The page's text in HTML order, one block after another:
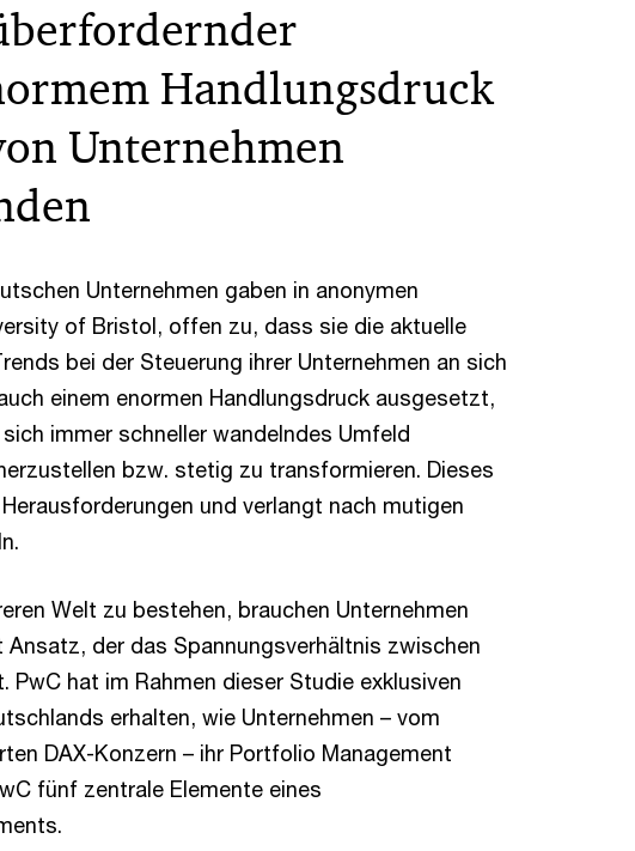
Handlungsdruck
Unternehmen
Unternehmen gaben in anonymen
of Bristol, offen zu, dass sie die aktuelle
bei der Steuerung ihrer Unternehmen an sich
einem enormen Handlungsdruck ausgesetzt,
immer schneller wandelndes Umfeld
bzw. stetig zu transformieren. Dieses
und verlangt nach mutigen
Welt zu bestehen, brauchen Unternehmen
der das Spannungsverhältnis zwischen
hat im Rahmen dieser Studie exklusiven
erhalten, wie Unternehmen – vom
DAX-Konzern – ihr Portfolio Management
fünf zentrale Elemente eines